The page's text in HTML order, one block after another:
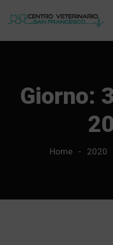
Giorno:
Home 2020